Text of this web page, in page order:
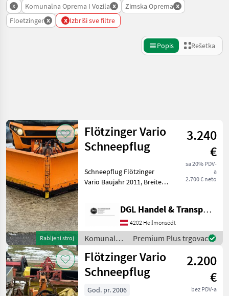
x Komunalna Oprema I Vozila x Zimska Oprema x
Floetzinger x x Izbriši sve filtre
Popis Rešetka
Kategorija 4 Država Filtri
TRENUTNA
Općinska
tehnologija
Komunalna
Oprema I
Vozila
Zimska
Oprema
Floetzinger
ODABERITE
KATEGORIJU
Poništi
rezultata
Rabljeni stroj
Flötzinger Vario
Schneepflug
3.240
€
sa 20% PDV-
a
2.700 € neto
Schneepflug Flötzinger
Vario Baujahr 2011, Breite
rechts oder Spitz, war auf
einem Lindner Unitrac,
Gummi
DGL Handel & Transporte
4202 Hellmonsödt
Komunalna
oprema i
vozila /
Flötzinger
Premium Plus trgovac
Flötzinger Vario
Schneepflug
2.200
€
bez PDV-a
God. pr. 2006